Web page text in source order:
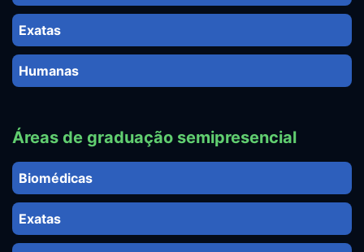
Exatas
Humanas
Áreas de graduação semipresencial
Biomédicas
Exatas